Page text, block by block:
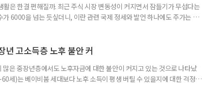
은 한결 편해질까. 최근 주식 시장 변동성이 커지면서 잠들기가 무섭다는
6000을 넘는 듯싶더니, 이란 관련 국제 정세와 발언 하나에도 주가는 오
자와 은퇴를 앞둔 이들에게 ‘매달 들어오는 돈’이라는 점에서 다시 주목
년 고소득층 노후 불안 커
은 중장년층에서도 노후자금에 대한 불안이 커지고 있는 것으로 나타났
세)는 베이비붐 세대보다 노후 소득이 평생 버틸 수 있을지에 대한 걱정이